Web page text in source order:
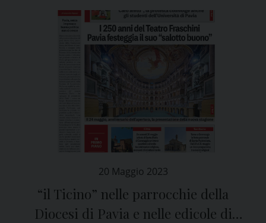
20 Maggio 2023
“il Ticino” nelle parrocchie della
Diocesi di Pavia e nelle edicole di